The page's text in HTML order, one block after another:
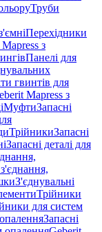
Труби
Перехідники
з
Панелі для
гвинтів для
Mapress з
МуфтиЗапасні
ТрійникиЗапасні
Запасні деталі для
З'єднувальні
Трійники
для систем
Запасні